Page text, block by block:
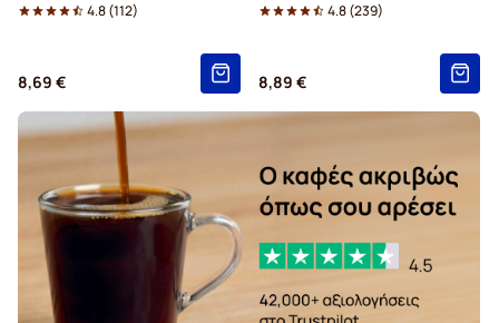
4.8(112)
8,69 €
4.8(239)
8,89 €